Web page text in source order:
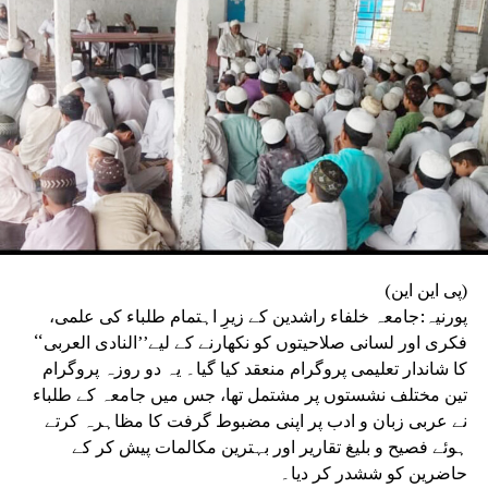
کارروائی کی کوششوں کا الزام عائد کیا ہے۔ تنظیم نے واضح
کیا کہ یہ مہم صرف مصدقہ حقائق اور دستیاب سرکاری
ریکارڈ کی بنیاد پر چلائی جائے گی۔بہار اسٹیٹ ٹیچرس ایسوسی
ایشن نے دوٹوک انداز میں کہا کہ وہ ہر استاد کے وقار، آزادیٔ
اظہار اور آئینی حقوق کے تحفظ کے لیے ہمیشہ جدوجہد کرتی
رہے گی اور ضرورت پڑنے پر جمہوری اور قانونی طریقوں سے
وسیع پیمانے پر تحریک بھی چلائے گی۔
(پی این این)
پورنیہ:جامعہ خلفاء راشدین کے زیرِ اہتمام طلباء کی علمی،
فکری اور لسانی صلاحیتوں کو نکھارنے کے لیے’’النادی العربی‘‘
کا شاندار تعلیمی پروگرام منعقد کیا گیا۔ یہ دو روزہ پروگرام
تین مختلف نشستوں پر مشتمل تھا، جس میں جامعہ کے طلباء
نے عربی زبان و ادب پر اپنی مضبوط گرفت کا مظاہرہ کرتے
ہوئے فصیح و بلیغ تقاریر اور بہترین مکالمات پیش کر کے
حاضرین کو ششدر کر دیا۔